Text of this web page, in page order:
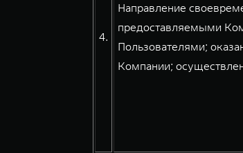
4.
Направление
предоставляемыми
Пользователями;
Компании;